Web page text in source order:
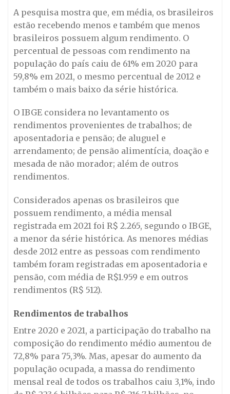
A pesquisa mostra que, em média, os brasileiros
estão recebendo menos e também que menos
brasileiros possuem algum rendimento. O
percentual de pessoas com rendimento na
população do país caiu de 61% em 2020 para
59,8% em 2021, o mesmo percentual de 2012 e
também o mais baixo da série histórica.
O IBGE considera no levantamento os
rendimentos provenientes de trabalhos; de
aposentadoria e pensão; de aluguel e
arrendamento; de pensão alimentícia, doação e
mesada de não morador; além de outros
rendimentos.
Considerados apenas os brasileiros que
possuem rendimento, a média mensal
registrada em 2021 foi R$ 2.265, segundo o IBGE,
a menor da série histórica. As menores médias
desde 2012 entre as pessoas com rendimento
também foram registradas em aposentadoria e
pensão, com média de R$1.959 e em outros
rendimentos (R$ 512).
Rendimentos de trabalhos
Entre 2020 e 2021, a participação do trabalho na
composição do rendimento médio aumentou de
72,8% para 75,3%. Mas, apesar do aumento da
população ocupada, a massa do rendimento
mensal real de todos os trabalhos caiu 3,1%, indo